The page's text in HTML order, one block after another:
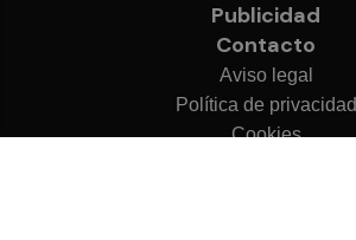
Publicidad
Contacto
Aviso legal
Política de privacidad
Cookies